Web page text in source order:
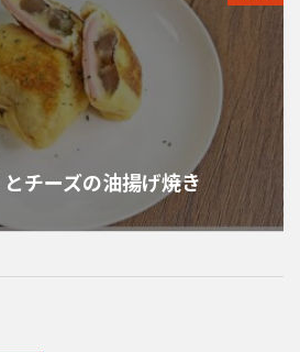
チーズの油揚げ焼き